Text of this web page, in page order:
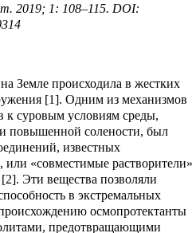
2019; 1: 108–115. DOI:
Земле происходила в жестких
[1]. Одним из механизмов
к суровым условиям среды,
повышенной солености, был
известных
«совместимые растворители»
Эти вещества позволяли
в экстремальных
осмопротектанты
предотвращающими